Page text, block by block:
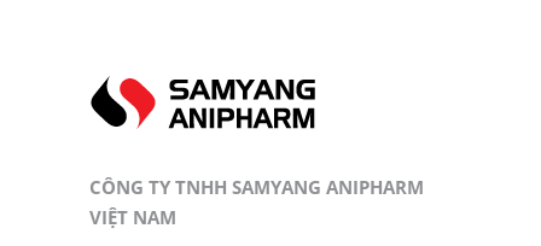
CÔNG TY TNHH SAMYANG ANIPHARM
VIỆT NAM